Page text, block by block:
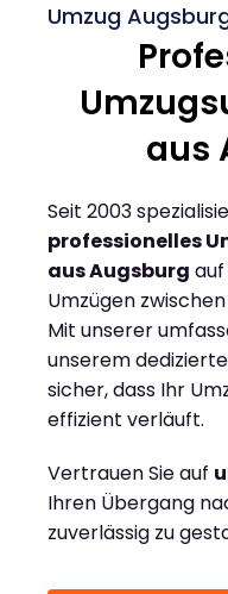
Umzug
aus
Seit 2003
professionelles
aus Augsburg
Umzügen
Mit unserer
unserem
sicher, dass Ihr
effizient verläuft.
Vertrauen Sie auf
Ihren Übergang
zuverlässig zu